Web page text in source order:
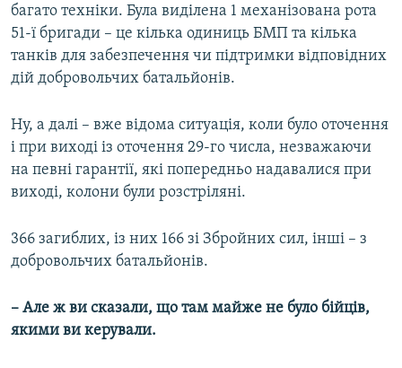
багато техніки. Була виділена 1 механізована рота
51-ї бригади – це кілька одиниць БМП та кілька
танків для забезпечення чи підтримки відповідних
дій добровольчих батальйонів.
Ну, а далі – вже відома ситуація, коли було оточення
і при виході із оточення 29-го числа, незважаючи
на певні гарантії, які попередньо надавалися при
виході, колони були розстріляні.
366 загиблих, із них 166 зі Збройних сил, інші – з
добровольчих батальйонів.
– Але ж ви сказали, що там майже не було бійців,
якими ви керували.